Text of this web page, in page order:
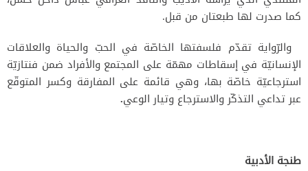
كما صدرت لها طبعتان من قبل.
والرّواية تقدّم فلسفتها الخاصّة في الحبّ والحياة والعلاقات
الإنسانيّة في إسقاطات مهمّة على المجتمع والأفراد ضمن فنتازيّة
استرجاعيّة خاصّة بها، وهي قائمة على المفارقة وكسر المتوقّع
عبر تداعي التذكّر والاسترجاع وتيار الوعي.
طنجة الأدبية